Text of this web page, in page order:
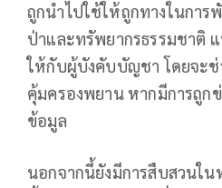
ถูกนำไปใช้ให้ถูกทางในกา
ป่าและทรัพยากรธรรมชาติ
ให้กับผู้บังคับบัญชา โดยจะ
คุ้มครองพยาน หากมีการถูก
ข้อมูล
นอกจากนี้ยังมีการสืบสวนใน